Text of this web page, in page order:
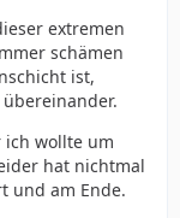
extremen
schämen
ist,
ich wollte um
hat nichtmal
und am Ende.